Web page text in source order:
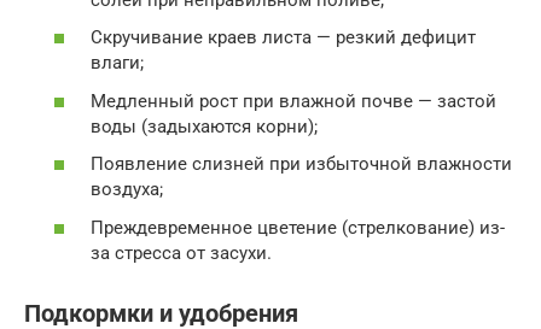
Скручивание краев листа — резкий дефицит
влаги;
Медленный рост при влажной почве — застой
воды (задыхаются корни);
Появление слизней при избыточной влажности
воздуха;
Преждевременное цветение (стрелкование) из-
за стресса от засухи.
Подкормки и удобрения